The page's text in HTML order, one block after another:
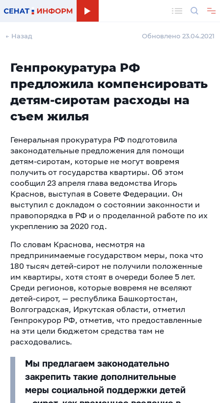
← Назад Обновлено 23.04.2021
Генпрокуратура РФ
предложила компенсировать
детям-сиротам расходы на
съем жилья
Генеральная прокуратура РФ подготовила
законодательные предложения для помощи
детям-сиротам, которые не могут вовремя
получить от государства квартиры. Об этом
сообщил 23 апреля глава ведомства Игорь
Краснов, выступая в Совете Федерации. Он
выступил с докладом о состоянии законности и
правопорядка в РФ и о проделанной работе по их
укреплению за 2020 год.
По словам Краснова, несмотря на
предпринимаемые государством меры, пока что
180 тысяч детей-сирот не получили положенные
им квартиры, хотя стоят в очереди более 5 лет.
Среди регионов, которые вовремя не вселяют
детей-сирот, — республика Башкортостан,
Волгоградская, Иркутская области, отметил
Генпрокурор РФ, отметив, что предоставленные
на эти цели бюджетом средства там не
расходовались.
Мы предлагаем законодательно
закрепить такие дополнительные
меры социальной поддержки детей